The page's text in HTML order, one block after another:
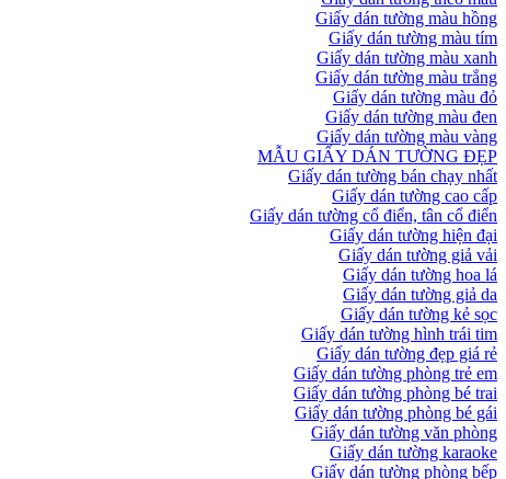
Giấy dán tường màu hồng
Giấy dán tường màu tím
Giấy dán tường màu xanh
Giấy dán tường màu trắng
Giấy dán tường màu đỏ
Giấy dán tường màu đen
Giấy dán tường màu vàng
MẪU GIẤY DÁN TƯỜNG ĐẸP
Giấy dán tường bán chạy nhất
Giấy dán tường cao cấp
Giấy dán tường cổ điển, tân cổ điển
Giấy dán tường hiện đại
Giấy dán tường giả vải
Giấy dán tường hoa lá
Giấy dán tường giả da
Giấy dán tường kẻ sọc
Giấy dán tường hình trái tim
Giấy dán tường đẹp giá rẻ
Giấy dán tường phòng trẻ em
Giấy dán tường phòng bé trai
Giấy dán tường phòng bé gái
Giấy dán tường văn phòng
Giấy dán tường karaoke
Giấy dán tường phòng bếp